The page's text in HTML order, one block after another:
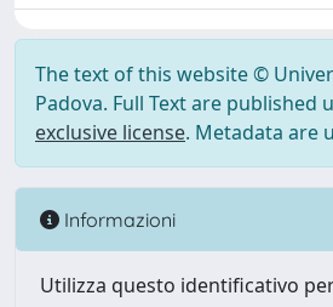
The text of this website ©
Padova. Full Text are published
exclusive license. Metadata are
Informazioni
Utilizza questo identificativo